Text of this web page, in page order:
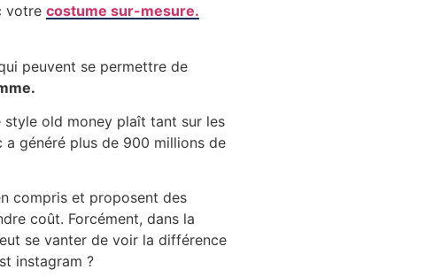
votre costume sur-mesure.
peuvent se permettre de
old money plaît tant sur les
généré plus de 900 millions de
compris et proposent des
coût. Forcément, dans la
se vanter de voir la différence
instagram ?